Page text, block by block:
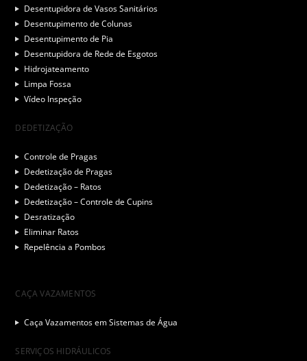
Desentupidora de Vasos Sanitários
Desentupimento de Colunas
Desentupimento de Pia
Desentupidora de Rede de Esgotos
Hidrojateamento
Limpa Fossa
Vídeo Inspeção
DEDETIZAÇÃO
Controle de Pragas
Dedetização de Pragas
Dedetização – Ratos
Dedetização – Controle de Cupins
Desratização
Eliminar Ratos
Repelência a Pombos
CAÇA VAZAMENTOS
Caça Vazamentos em Sistemas de Água
SERVIÇOS HIDRÁULICOS